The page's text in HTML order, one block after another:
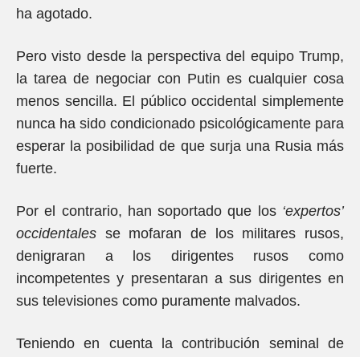
ha agotado.
Pero visto desde la perspectiva del equipo Trump,
la tarea de negociar con Putin es cualquier cosa
menos sencilla. El público occidental simplemente
nunca ha sido condicionado psicológicamente para
esperar la posibilidad de que surja una Rusia más
fuerte.
Por el contrario, han soportado que los ‘expertos’
occidentales se mofaran de los militares rusos,
denigraran a los dirigentes rusos como
incompetentes y presentaran a sus dirigentes en
sus televisiones como puramente malvados.
Teniendo en cuenta la contribución seminal de